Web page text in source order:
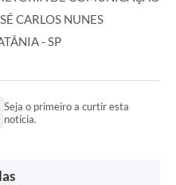
CARLOS NUNES
- SP
Seja o primeiro a curtir esta
notícia.